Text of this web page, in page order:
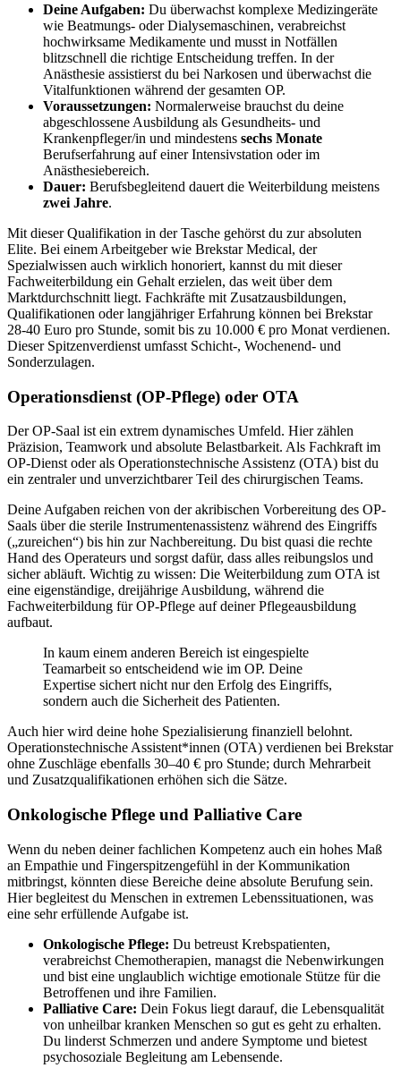
Deine Aufgaben: Du überwachst komplexe Medizingeräte
wie Beatmungs- oder Dialysemaschinen, verabreichst
hochwirksame Medikamente und musst in Notfällen
blitzschnell die richtige Entscheidung treffen. In der
Anästhesie assistierst du bei Narkosen und überwachst die
Vitalfunktionen während der gesamten OP.
Voraussetzungen: Normalerweise brauchst du deine
abgeschlossene Ausbildung als Gesundheits- und
Krankenpfleger/in und mindestens sechs Monate
Berufserfahrung auf einer Intensivstation oder im
Anästhesiebereich.
Dauer: Berufsbegleitend dauert die Weiterbildung meistens
zwei Jahre.
Mit dieser Qualifikation in der Tasche gehörst du zur absoluten
Elite. Bei einem Arbeitgeber wie Brekstar Medical, der
Spezialwissen auch wirklich honoriert, kannst du mit dieser
Fachweiterbildung ein Gehalt erzielen, das weit über dem
Marktdurchschnitt liegt. Fachkräfte mit Zusatz­ausbildungen,
Qualifikationen oder langjähriger Erfahrung können bei Brekstar
28-40 Euro pro Stunde, somit bis zu 10.000 € pro Monat verdienen.
Dieser Spitzenverdienst umfasst Schicht‑, Wochenend‑ und
Sonderzulagen.
Operationsdienst (OP-Pflege) oder OTA
Der OP-Saal ist ein extrem dynamisches Umfeld. Hier zählen
Präzision, Teamwork und absolute Belastbarkeit. Als Fachkraft im
OP-Dienst oder als Operationstechnische Assistenz (OTA) bist du
ein zentraler und unverzichtbarer Teil des chirurgischen Teams.
Deine Aufgaben reichen von der akribischen Vorbereitung des OP-
Saals über die sterile Instrumentenassistenz während des Eingriffs
(„zureichen“) bis hin zur Nachbereitung. Du bist quasi die rechte
Hand des Operateurs und sorgst dafür, dass alles reibungslos und
sicher abläuft. Wichtig zu wissen: Die Weiterbildung zum OTA ist
eine eigenständige, dreijährige Ausbildung, während die
Fachweiterbildung für OP-Pflege auf deiner Pflegeausbildung
aufbaut.
In kaum einem anderen Bereich ist eingespielte
Teamarbeit so entscheidend wie im OP. Deine
Expertise sichert nicht nur den Erfolg des Eingriffs,
sondern auch die Sicherheit des Patienten.
Auch hier wird deine hohe Spezialisierung finanziell belohnt.
Operationstechnische Assistent*innen (OTA) verdienen bei Brekstar
ohne Zuschläge ebenfalls 30–40 € pro Stunde; durch Mehrarbeit
und Zusatzqualifikationen erhöhen sich die Sätze.
Onkologische Pflege und Palliative Care
Wenn du neben deiner fachlichen Kompetenz auch ein hohes Maß
an Empathie und Fingerspitzengefühl in der Kommunikation
mitbringst, könnten diese Bereiche deine absolute Berufung sein.
Hier begleitest du Menschen in extremen Lebenssituationen, was
eine sehr erfüllende Aufgabe ist.
Onkologische Pflege: Du betreust Krebspatienten,
verabreichst Chemotherapien, managst die Nebenwirkungen
und bist eine unglaublich wichtige emotionale Stütze für die
Betroffenen und ihre Familien.
Palliative Care: Dein Fokus liegt darauf, die Lebensqualität
von unheilbar kranken Menschen so gut es geht zu erhalten.
Du linderst Schmerzen und andere Symptome und bietest
psychosoziale Begleitung am Lebensende.